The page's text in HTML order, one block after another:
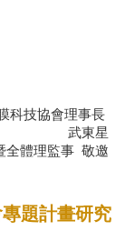
科技協會理事長
武東星
全體理監事 敬邀
題計畫研究